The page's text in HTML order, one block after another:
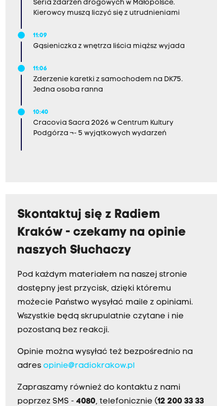
Seria zdarzeń drogowych w Małopolsce.
Kierowcy muszą liczyć się z utrudnieniami
11:09
Gąsieniczka z wnętrza liścia miąższ wyjada
11:06
Zderzenie karetki z samochodem na DK75.
Jedna osoba ranna
10:40
Cracovia Sacra 2026 w Centrum Kultury
Podgórza ¬- 5 wyjątkowych wydarzeń
Skontaktuj się z Radiem
Kraków - czekamy na opinie
naszych Słuchaczy
Pod każdym materiałem na naszej stronie
dostępny jest przycisk, dzięki któremu
możecie Państwo wysyłać maile z opiniami.
Wszystkie będą skrupulatnie czytane i nie
pozostaną bez reakcji.
Opinie można wysyłać też bezpośrednio na
adres opinie@radiokrakow.pl
Zapraszamy również do kontaktu z nami
poprzez SMS - 4080, telefonicznie (12 200 33 33